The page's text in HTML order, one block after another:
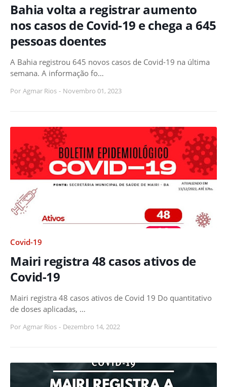
Bahia volta a registrar aumento
nos casos de Covid-19 e chega a 645
pessoas doentes
A Bahia registrou 645 novos casos de Covid-19 na última
semana. A informação fo…
Por Agmar Rios - Novembro 01, 2023
Covid-19
Mairi registra 48 casos ativos de
Covid-19
Mairi registra 48 casos ativos de Covid 19 Do quantitativo
de doses aplicadas, …
Por Agmar Rios - Dezembro 14, 2022